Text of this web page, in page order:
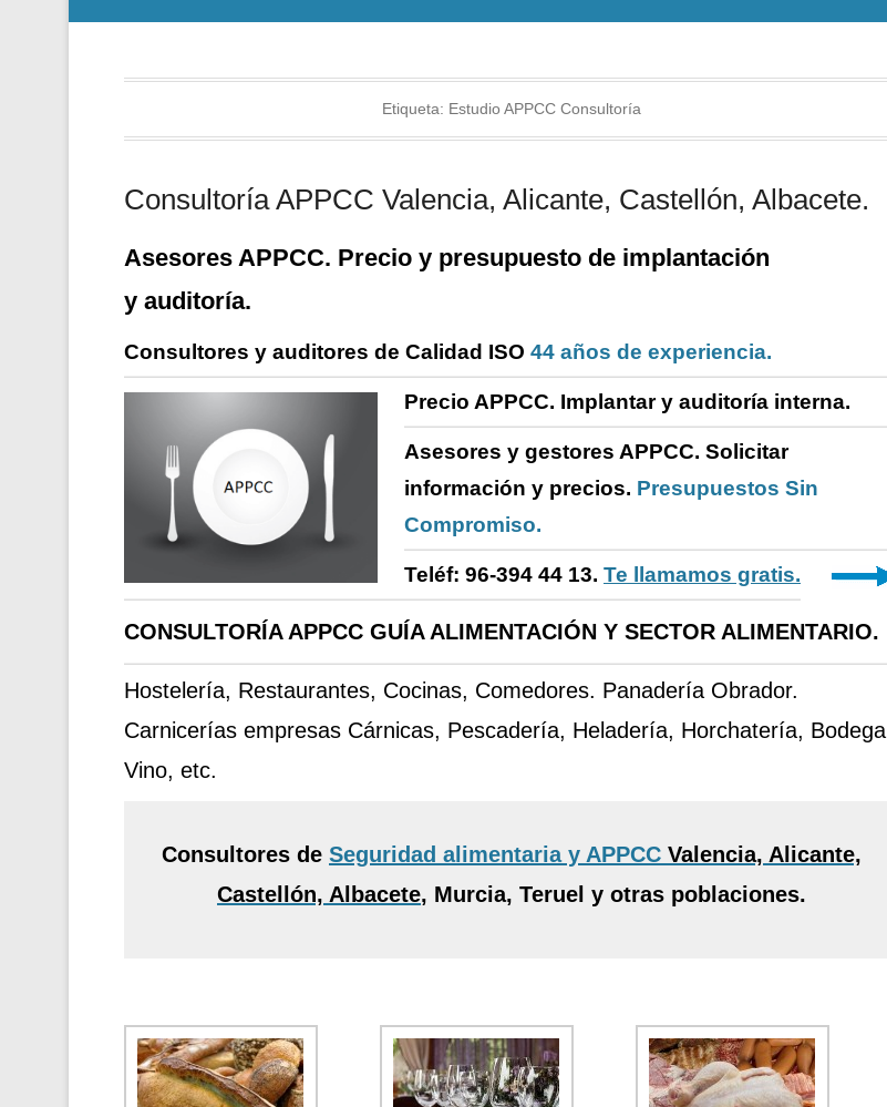
Etiqueta: Estudio APPCC Consultoría
Consultoría APPCC Valencia, Alicante, Castellón, Albacete.
Asesores APPCC. Precio y presupuesto de implantación
y auditoría.
Consultores y auditores de Calidad ISO 44 años de experiencia.
Precio APPCC. Implantar y auditoría interna.
Asesores y gestores APPCC. Solicitar
información y precios. Presupuestos Sin
Compromiso.
Teléf: 96-394 44 13. Te llamamos gratis.
CONSULTORÍA APPCC GUÍA ALIMENTACIÓN Y SECTOR ALIMENTARIO.
Hostelería, Restaurantes, Cocinas, Comedores. Panadería Obrador.
Carnicerías empresas Cárnicas, Pescadería, Heladería, Horchatería, Bodega
Vino, etc.
Consultores de Seguridad alimentaria y APPCC Valencia, Alicante,
Castellón, Albacete, Murcia, Teruel y otras poblaciones.